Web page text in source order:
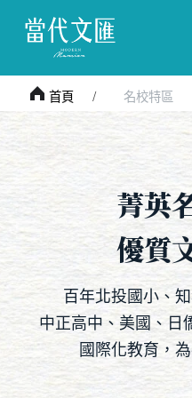
首頁 名校特區
菁英
優質
百年北投國小、
中正高中、美國、日
國際化教育，